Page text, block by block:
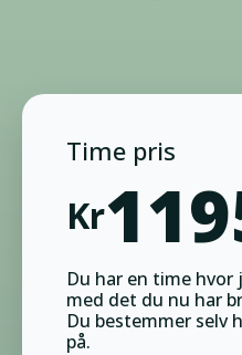
Time pris
Kr
Du har en time
med det du nu har
Du bestemmer selv
på.